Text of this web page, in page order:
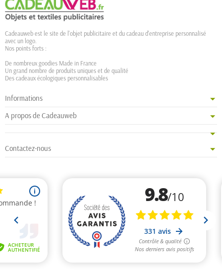
Cadeauweb est le site de l'objet publicitaire et du cadeau d'entreprise personnalisé
avec un logo.
Nos points forts :
De nombreux goodies Made in France
Un grand nombre de produits uniques et de qualité
Des cadeaux écologiques personnalisables
Informations
A propos de Cadeauweb
Contactez-nous